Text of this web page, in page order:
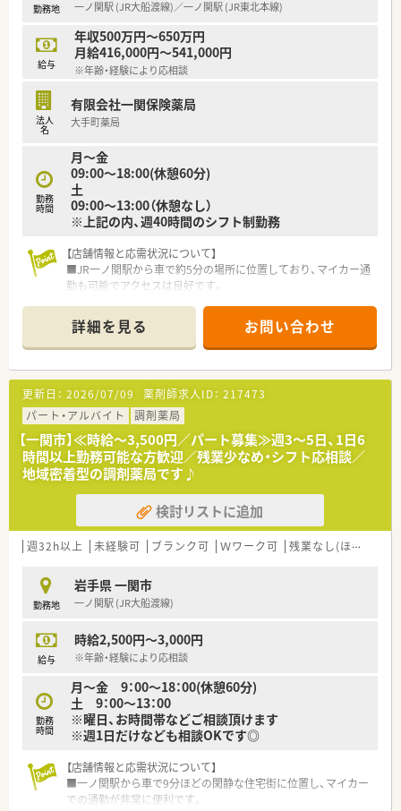
勤務地 一ノ関駅 (JR大船渡線)／一ノ関駅 (JR東北本線)
給与
年収500万円～650万円
月給416,000円～541,000円
※年齢・経験により応相談
法人
名
有限会社一関保険薬局
大手町薬局
勤務
時間
月〜金
09:00〜18:00(休憩60分)
土
09:00〜13:00（休憩なし）
※上記の内、週40時間のシフト制勤務
【店舗情報と応需状況について】
■JR一ノ関駅から車で約5分の場所に位置しており、マイカー通
勤も可能でアクセスは良好です。
を1日約80枚応需しています。
■薬剤師は常勤が3名、事務スタッフが3名の計6名体制で、協力
し合いながら業務を行います。
【募集背景と求める人物像について】
■業務拡大に伴う増員募集を行っており、即戦力として活躍でき
る経験者の方を積極的に求めています。
■50代前後までの幅広い年齢層の方が対象で、これまでの調剤
経験やスキルを活かしたい方を歓迎します。
■地域の医療に貢献したいという意欲を持ち、周囲と連携してチ
ームワークを大切にできる方を歓迎します。
【法人特徴について】
■岩手県一関市を中心に3店舗を展開しており、地域に根差した
医療提供を行っている安定企業です。
のある明るい職場の雰囲気があります。
■薬剤師会や医師会との連携も強く、地域医療における薬剤師の
役割を実感しながら働ける環境です。
詳細を見る お問い合わせ
更新日： 2026/07/09 薬剤師求人ID： 217473
パート・アルバイト
調剤薬局
【一関市】≪時給～3,500円／パート募集≫週3～5日、1日6
時間以上勤務可能な方歓迎／残業少なめ・シフト応相談／
地域密着型の調剤薬局です♪
検討リストに追加
週32h以上 未経験可 ブランク可 Ｗワーク可 残業なし(ほぼなし含む)
勤務地
岩手県 一関市
一ノ関駅 (JR大船渡線)
給与
時給2,500円～3,000円
※年齢・経験により応相談
勤務
時間
月～金 9：00～18：00(休憩60分)
土 9：00～13：00
※曜日、お時間帯などご相談頂けます
※週1日だけなども相談OKです◎
【店舗情報と応需状況について】
■一ノ関駅から車で9分ほどの閑静な住宅街に位置し、マイカー
での通勤が非常に便利です。